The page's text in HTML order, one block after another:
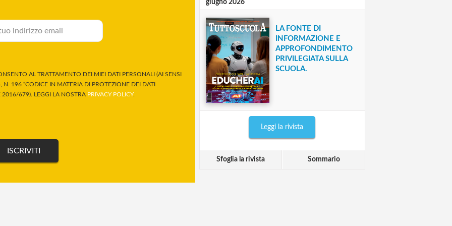
AL TRATTAMENTO DEI MIEI DATI PERSONALI (AI SENSI
196 “CODICE IN MATERIA DI PROTEZIONE DEI DATI
2016/679). LEGGI LA NOSTRA PRIVACY POLICY.
giugno 2026
LA FONTE DI
INFORMAZIONE E
APPROFONDIMENTO
PRIVILEGIATA SULLA
SCUOLA.
Leggi la rivista
Sfoglia la rivista Sommario